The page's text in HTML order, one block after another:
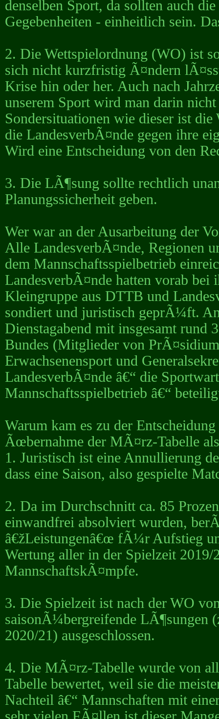
denselben Sport, da sollten auch
Gegebenheiten - einheitlich sein.
2. Die Wettspielordnung (WO) ist
sich nicht kurzfristig Ã¤ndern
Krise hin oder her. Auch nach
unserem Sport wird man darin
Sondersituationen wie dieser ist
die LandesverbÃ¤nde gegen ihre
Wird eine Entscheidung von den
3. Die LÃ¶sung sollte rechtlich
Planungssicherheit geben.
Wer war an der Ausarbeitung der
Alle LandesverbÃ¤nde, Regionen
dem Mannschaftsspielbetrieb
LandesverbÃ¤nde hatten vorab
Kleingruppe aus DTTB und
sondiert und juristisch geprÃ¼ft.
Dienstagabend mit insgesamt rund
Bundes (Mitglieder von
Erwachsenensport und
LandesverbÃ¤nde â€“ die
Mannschaftsspielbetrieb â€“
Warum kam es zu der
Ãœbernahme der MÃ¤rz-Tabelle
1. Juristisch ist eine Annullierung
dass eine Saison, also gespielte
2. Da im Durchschnitt ca. 85
einwandfrei absolviert wurden,
â€žLeistungenâ€œ fÃ¼r Aufstieg
Wertung aller in der Spielzeit
MannschaftskÃ¤mpfe.
3. Die Spielzeit ist nach der WO
saisonÃ¼bergreifende LÃ¶sungen
2020/21) ausgeschlossen.
4. Die MÃ¤rz-Tabelle wurde von
Tabelle bewertet, weil sie die
Nachteil â€“ Mannschaften mit